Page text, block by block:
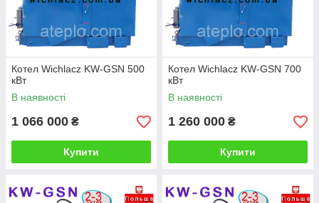
Котел Wichlacz KW-GSN 500
кВт
В наявності
1 066 000 ₴
Купити
Котел Wichlacz KW-GSN 700
кВт
В наявності
1 260 000 ₴
Купити